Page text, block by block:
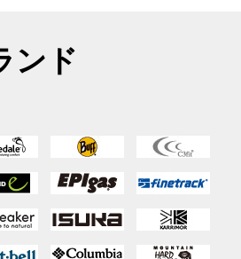
ンド